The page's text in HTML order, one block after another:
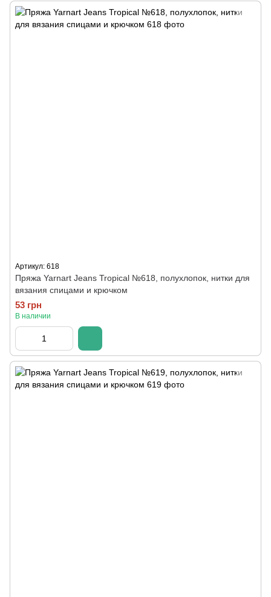
Артикул: 618
Пряжа Yarnart Jeans Tropical №618, полухлопок, нитки для
вязания спицами и крючком
53 грн
В наличии